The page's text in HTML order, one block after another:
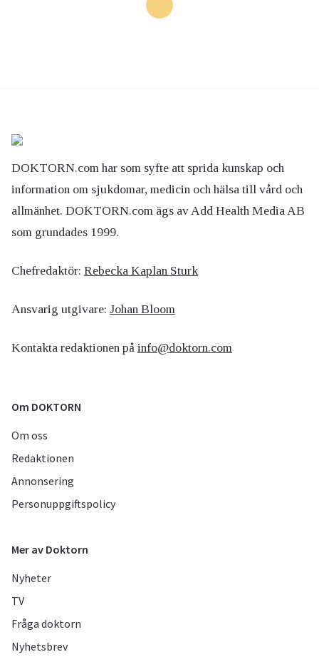
DOKTORN.com har som syfte att sprida kunskap och
information om sjukdomar, medicin och hälsa till vård och
allmänhet. DOKTORN.com ägs av Add Health Media AB
som grundades 1999.
Chefredaktör: Rebecka Kaplan Sturk
Ansvarig utgivare: Johan Bloom
Kontakta redaktionen på info@doktorn.com
Om DOKTORN
Om oss
Redaktionen
Annonsering
Personuppgiftspolicy
Mer av Doktorn
Nyheter
TV
Fråga doktorn
Nyhetsbrev